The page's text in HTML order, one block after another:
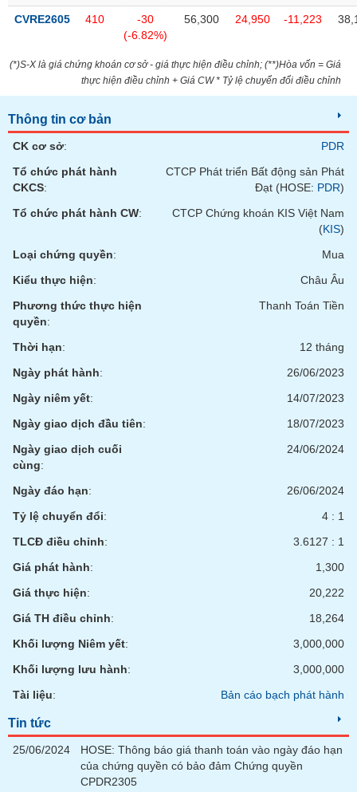
CVRE2605 410
-30
(-6.82%)
56,300 24,950 -11,223
(*)S-X là giá chứng khoán cơ sở - giá thực hiện điều chỉnh; (**)Hòa vốn = Giá
thực hiện điều chỉnh + Giá CW * Tỷ lệ chuyển đổi điều chỉnh
Thông tin cơ bản
CK cơ sở:
PDR
Tổ chức phát hành
CKCS:
CTCP Phát triển Bất động sản Phát
Đạt (HOSE: PDR)
Tổ chức phát hành CW:
CTCP Chứng khoán KIS Việt Nam
(KIS)
Loại chứng quyền:
Mua
Kiểu thực hiện:
Châu Âu
Phương thức thực hiện
quyền:
Thanh Toán Tiền
Thời hạn:
12 tháng
Ngày phát hành:
26/06/2023
Ngày niêm yết:
14/07/2023
Ngày giao dịch đầu tiên:
18/07/2023
Ngày giao dịch cuối
cùng:
24/06/2024
Ngày đáo hạn:
26/06/2024
Tỷ lệ chuyển đổi:
4 : 1
TLCĐ điều chỉnh:
3.6127 : 1
Giá phát hành:
1,300
Giá thực hiện:
20,222
Giá TH điều chỉnh:
18,264
Khối lượng Niêm yết:
3,000,000
Khối lượng lưu hành:
3,000,000
Tài liệu: Bản cáo bạch phát hành
Tin tức
25/06/2024
HOSE: Thông báo giá thanh toán vào ngày đáo hạn
của chứng quyền có bảo đảm Chứng quyền
CPDR2305
(-)
Báo
cáo
tích
(-)
ngữ
(-)
(-)
Đào
tạo
Sách
tài
Công
đầu
tư
Truyền
tài